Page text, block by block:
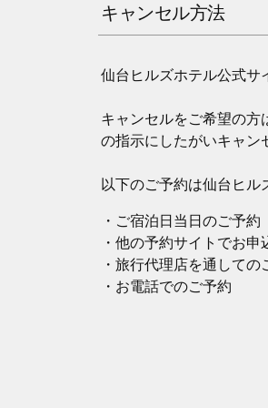
キャンセル方法
仙台ヒルズホテル公式サ
キャンセルをご希望の
の指示にしたがいキャン
以下のご予約は仙台ヒル
・ご宿泊日当日のご予約
・他の予約サイトでお
・旅行代理店を通しての
・お電話でのご予約